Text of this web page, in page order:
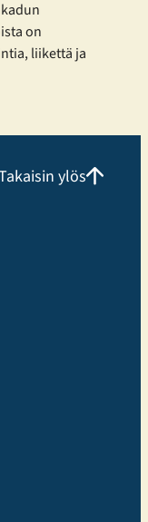
on
liikettä ja
tutumpia
suosittuja
ylös